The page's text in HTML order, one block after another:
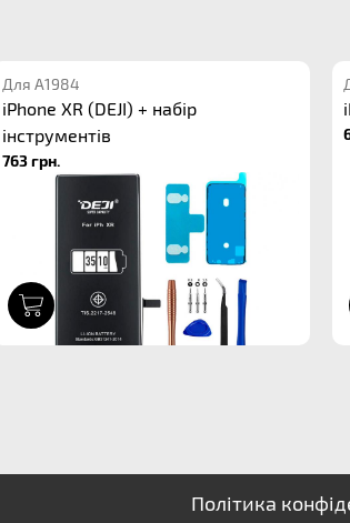
Для A1984
iPhone XR (DEJI) + набір
інструментів
763 грн.
Політика